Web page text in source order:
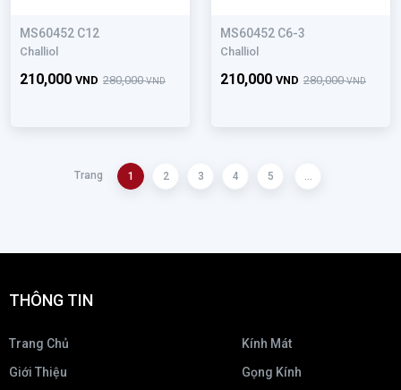
MS60452 C12
Challiol
280,000VND
210,000 VND
MS60452 C6-3
Challiol
280,000VND
210,000 VND
Trang 1 2 3 4 5 ...
THÔNG TIN
Trang Chủ
Giới Thiệu
Kính Mát
Gọng Kính